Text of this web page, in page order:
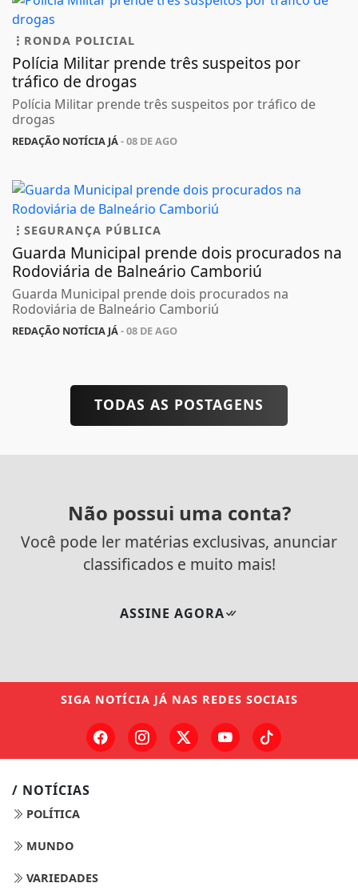
RONDA POLICIAL
Polícia Militar prende três suspeitos por
tráfico de drogas
Polícia Militar prende três suspeitos por tráfico de
drogas
REDAÇÃO NOTÍCIA JÁ- 08 DE AGO
SEGURANÇA PÚBLICA
Guarda Municipal prende dois procurados na
Rodoviária de Balneário Camboriú
Guarda Municipal prende dois procurados na
Rodoviária de Balneário Camboriú
REDAÇÃO NOTÍCIA JÁ- 08 DE AGO
TODAS AS POSTAGENS
Não possui uma conta?
Você pode ler matérias exclusivas, anunciar
classificados e muito mais!
ASSINE AGORA
SIGA NOTÍCIA JÁ NAS REDES SOCIAIS
/ NOTÍCIAS
POLÍTICA
MUNDO
VARIEDADES